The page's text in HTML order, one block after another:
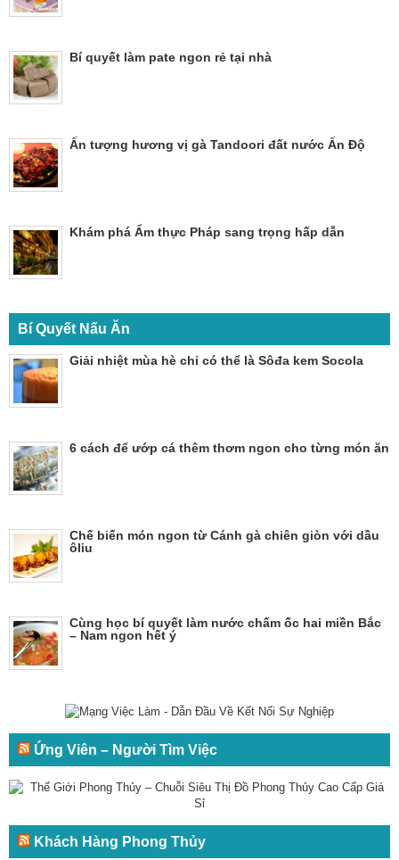
Bí quyết làm pate ngon rẻ tại nhà
Ấn tượng hương vị gà Tandoori đất nước Ấn Độ
Khám phá Ẩm thực Pháp sang trọng hấp dẫn
Bí Quyết Nấu Ăn
Giải nhiệt mùa hè chỉ có thể là Sôđa kem Socola
6 cách để ướp cá thêm thơm ngon cho từng món ăn
Chế biến món ngon từ Cánh gà chiên giòn với dầu
ôliu
Cùng học bí quyết làm nước chấm ốc hai miền Bắc
– Nam ngon hết ý
Ứng Viên – Người Tìm Việc
Khách Hàng Phong Thủy